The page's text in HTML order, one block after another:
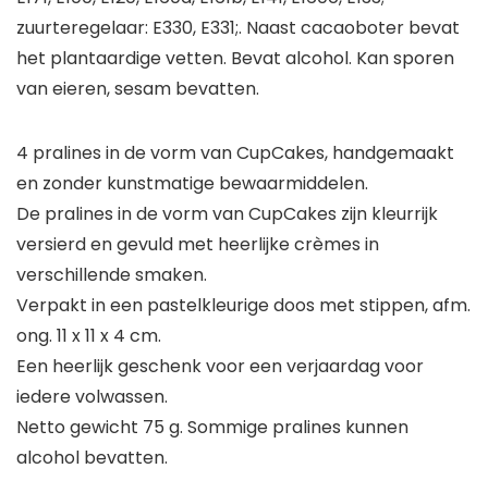
zuurteregelaar: E330, E331;. Naast cacaoboter bevat
het plantaardige vetten. Bevat alcohol. Kan sporen
van eieren, sesam bevatten.
4 pralines in de vorm van CupCakes, handgemaakt
en zonder kunstmatige bewaarmiddelen.
De pralines in de vorm van CupCakes zijn kleurrijk
versierd en gevuld met heerlijke crèmes in
verschillende smaken.
Verpakt in een pastelkleurige doos met stippen, afm.
ong. 11 x 11 x 4 cm.
Een heerlijk geschenk voor een verjaardag voor
iedere volwassen.
Netto gewicht 75 g. Sommige pralines kunnen
alcohol bevatten.